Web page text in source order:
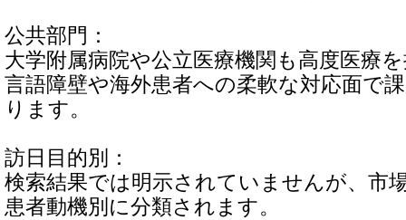
公共部門：
大学附属病院や公立医療機関も高度医療
言語障壁や海外患者への柔軟な対応面で
ります。
訪日目的別：
検索結果では明示されていませんが、市
患者動機別に分類されます。